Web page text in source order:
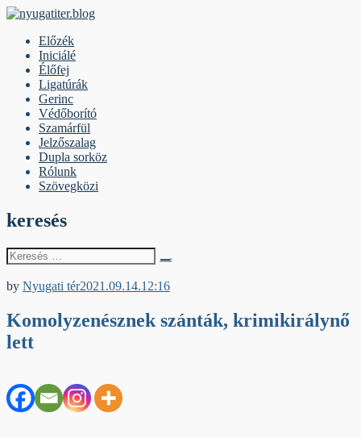
Skip
contentElőzék
Iniciálé
Élőfej
Ligatúrák
Gerinc
Védőborító
Szamárfül
Jelzőszalag
Dupla sorköz
Rólunk
Szövegközi
keresés
Keresés
erre:
by Nyugati tér2021.09.14.12:16
Komolyzenésznek szánták, krimikirálynő
lett